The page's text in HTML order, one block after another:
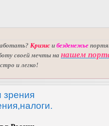
Кризис и безденежье
своей мечты на нашем
и легко!
зрения